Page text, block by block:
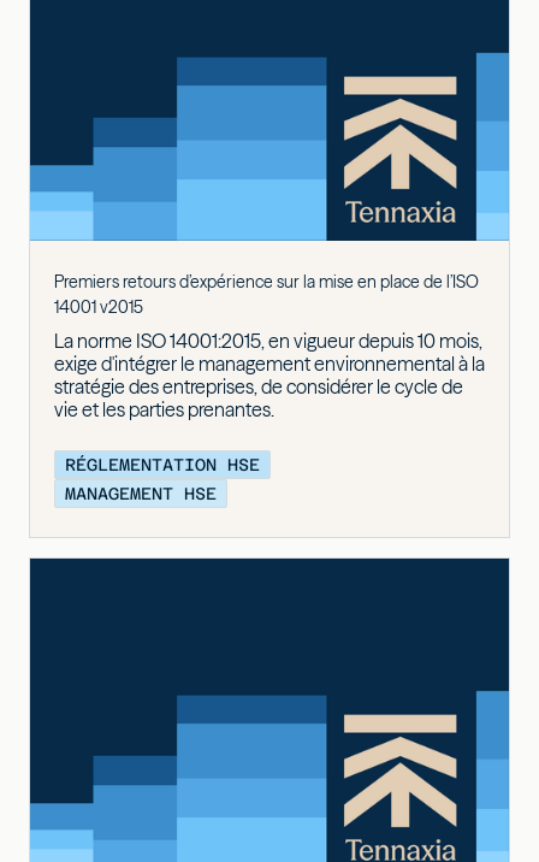
Premiers retours d’expérience sur la mise en place de l’ISO
14001 v2015
La norme ISO 14001:2015, en vigueur depuis 10 mois,
exige d'intégrer le management environnemental à la
stratégie des entreprises, de considérer le cycle de
vie et les parties prenantes.
RÉGLEMENTATION HSE
MANAGEMENT HSE